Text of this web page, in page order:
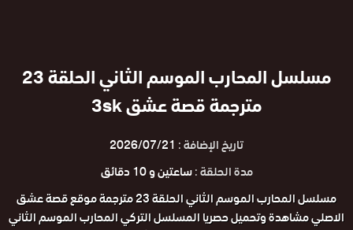
مسلسل المحارب الموسم الثاني الحلقة 23
مترجمة قصة عشق 3sk
تاريخ الإضافة : 2026/07/21
مدة الحلقة :ساعتين و 10 دقائق
مسلسل المحارب الموسم الثاني الحلقة 23 مترجمة موقع قصة عشق
الاصلي مشاهدة وتحميل حصريا المسلسل التركي المحارب الموسم الثاني